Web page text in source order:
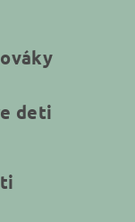
deti